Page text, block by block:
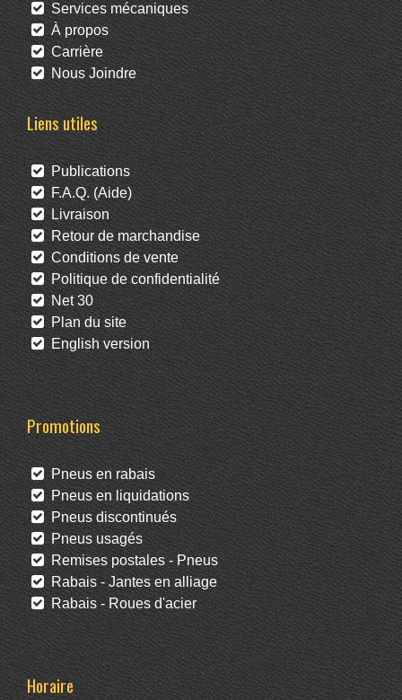
Services mécaniques
À propos
Carrière
Nous Joindre
Liens utiles
Publications
F.A.Q. (Aide)
Livraison
Retour de marchandise
Conditions de vente
Politique de confidentialité
Net 30
Plan du site
English version
Promotions
Pneus en rabais
Pneus en liquidations
Pneus discontinués
Pneus usagés
Remises postales - Pneus
Rabais - Jantes en alliage
Rabais - Roues d'acier
Horaire